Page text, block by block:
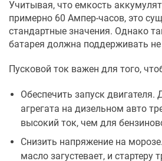
Учитывая, что емкость
примерно 60 Ампер-часов, это
стандартные значения. Однако
батарея должна поддерживать не
Пусковой ток важен для того,
Обеспечить запуск двигателя.
агрегата на дизельном авто
высокий ток, чем для
Снизить напряжение на
масло загустевает, и стартеру